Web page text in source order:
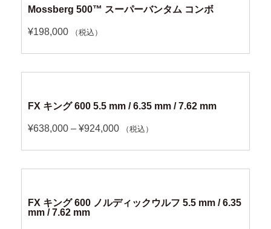
Mossberg 500™ スーパーバンタム コンボ
¥198,000 （税込）
FX キング 600 5.5 mm / 6.35 mm / 7.62 mm
¥638,000 – ¥924,000 （税込）
FX キング 600 ノルディックウルフ 5.5 mm / 6.35
mm / 7.62 mm